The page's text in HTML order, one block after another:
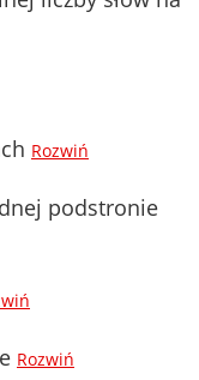
Rozwiń
podstronie
Rozwiń